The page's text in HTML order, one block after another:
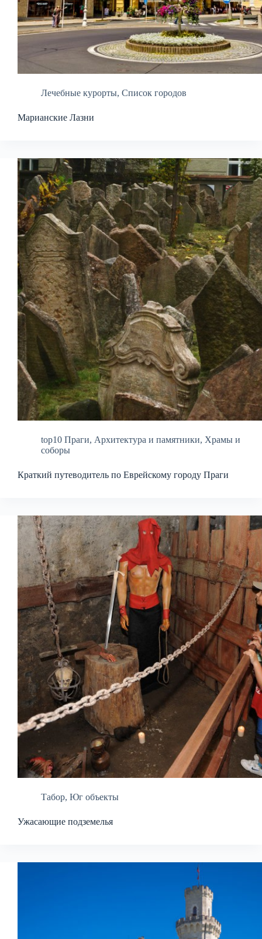
Лечебные курорты, Список городов
Марианские Лазни
top10 Праги, Архитектура и памятники, Храмы и
соборы
Краткий путеводитель по Еврейскому городу Праги
Табор, Юг объекты
Ужасающие подземелья